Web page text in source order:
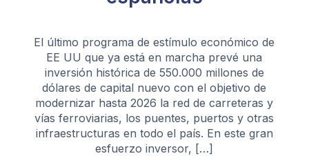
El último programa de estímulo económico de
EE UU que ya está en marcha prevé una
inversión histórica de 550.000 millones de
dólares de capital nuevo con el objetivo de
modernizar hasta 2026 la red de carreteras y
vías ferroviarias, los puentes, puertos y otras
infraestructuras en todo el país. En este gran
esfuerzo inversor, […]